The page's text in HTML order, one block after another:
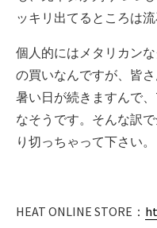
ッキリ出てるところは流
個人的にはメタリカン
の買いなんですが、皆
暑い日が続きますんで
なそうです。そんな訳
り切っちゃって下さい。
HEAT ONLINE STORE：